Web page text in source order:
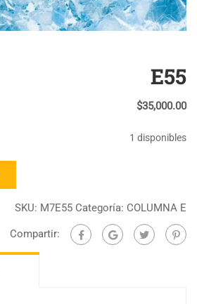
E55
$35,000.00
1 disponibles
SKU: M7E55 Categoría: COLUMNA E
Compartir: